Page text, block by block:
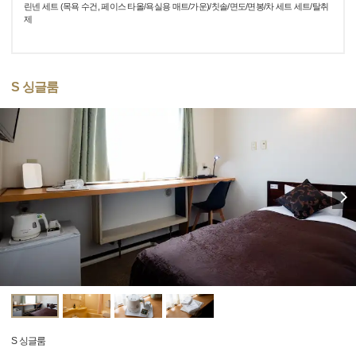
린넨 세트 (목욕 수건, 페이스 타올/욕실용 매트/가운)/칫솔/면도/면봉/차 세트 세트/탈취
제
S 싱글룸
S 싱글룸